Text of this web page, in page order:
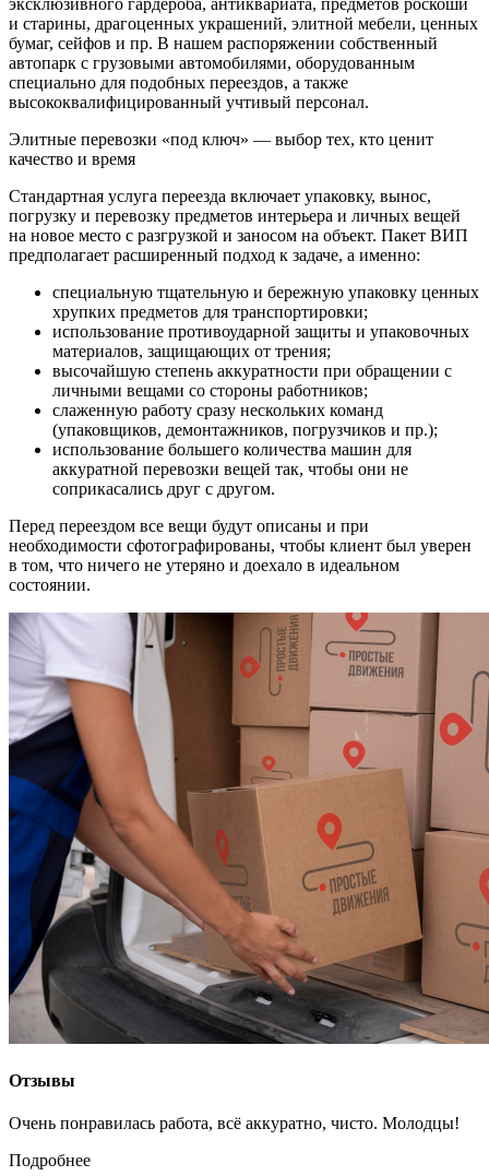
и старины, драгоценных украшений, элитной мебели, ценных
бумаг, сейфов и пр. В нашем распоряжении собственный
автопарк с грузовыми автомобилями, оборудованным
специально для подобных переездов, а также
высококвалифицированный учтивый персонал.
Элитные перевозки «под ключ» — выбор тех, кто ценит
качество и время
Стандартная услуга переезда включает упаковку, вынос,
погрузку и перевозку предметов интерьера и личных вещей
на новое место с разгрузкой и заносом на объект. Пакет ВИП
предполагает расширенный подход к задаче, а именно:
специальную тщательную и бережную упаковку ценных
хрупких предметов для транспортировки;
использование противоударной защиты и упаковочных
материалов, защищающих от трения;
высочайшую степень аккуратности при обращении с
личными вещами со стороны работников;
слаженную работу сразу нескольких команд
(упаковщиков, демонтажников, погрузчиков и пр.);
использование большего количества машин для
аккуратной перевозки вещей так, чтобы они не
соприкасались друг с другом.
Перед переездом все вещи будут описаны и при
необходимости сфотографированы, чтобы клиент был уверен
в том, что ничего не утеряно и доехало в идеальном
состоянии.
Отзывы
Очень понравилась работа, всё аккуратно, чисто. Молодцы!
Подробнее